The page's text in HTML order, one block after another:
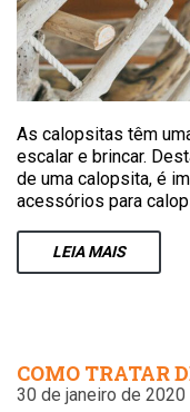
As calopsitas têm
escalar e brincar.
de uma calopsita, é
acessórios para
LEIAMAIS
COMO TRATAR
30 de janeiro de 2020